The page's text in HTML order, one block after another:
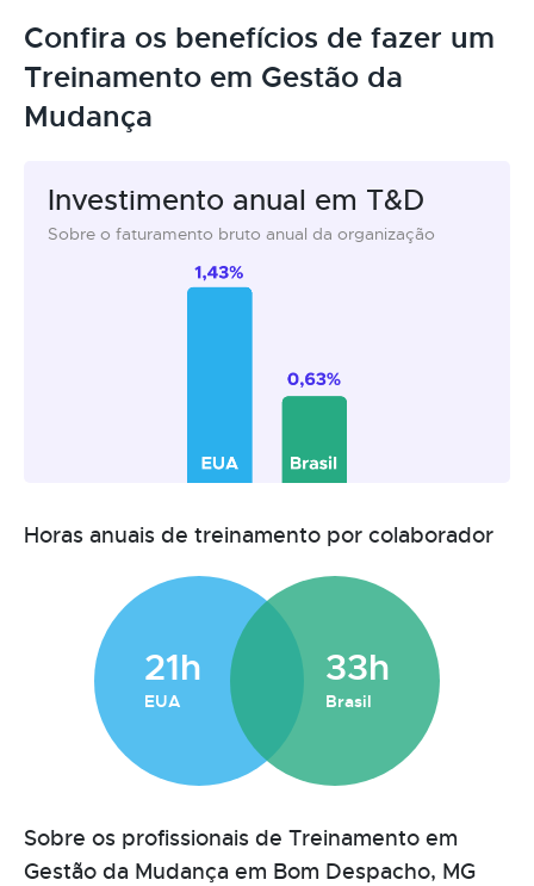
Confira os benefícios de fazer um
Treinamento em Gestão da
Mudança
Investimento anual em T&D
Sobre o faturamento bruto anual da organização
Horas anuais de treinamento por colaborador
21h
EUA
33h
Brasil
Sobre os profissionais de Treinamento em
Gestão da Mudança em Bom Despacho, MG